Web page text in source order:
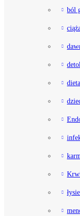
ból
dieta